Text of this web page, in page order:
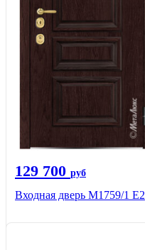
129 700 руб
Входная дверь М1759/1 Е2